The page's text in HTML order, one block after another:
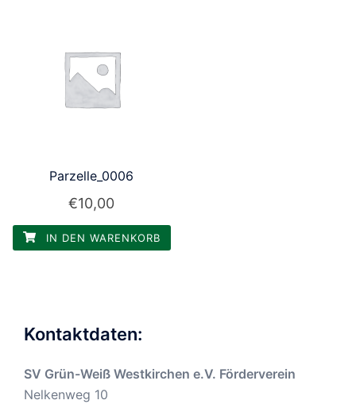
Parzelle_0006
€10,00
IN DEN WARENKORB
Kontaktdaten:
SV Grün-Weiß Westkirchen e.V. Förderverein
Nelkenweg 10